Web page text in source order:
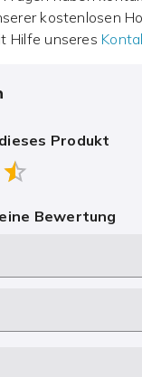
kostenlosen
Hilfe unseres
Produkt
Stars
4.5 Stars
5 Stars
Bewertung